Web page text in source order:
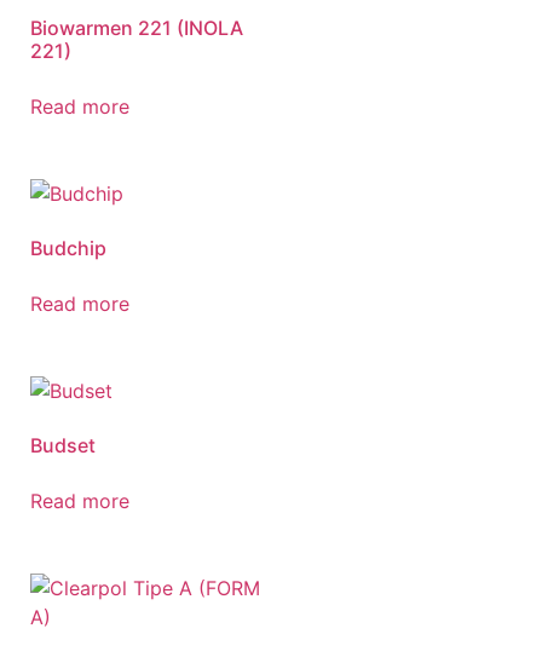
Biowarmen 221 (INOLA
221)
Read more
Budchip
Read more
Budset
Read more